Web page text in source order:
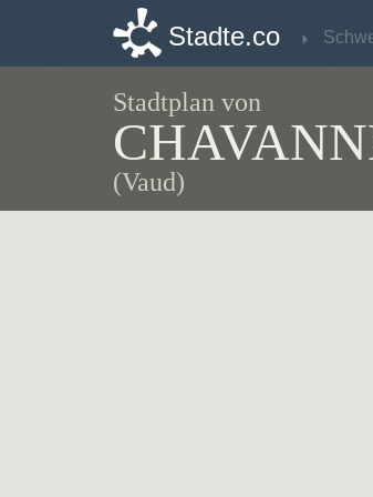
Stadte.co
Stadtplan von
(Vaud)
Stadte.co